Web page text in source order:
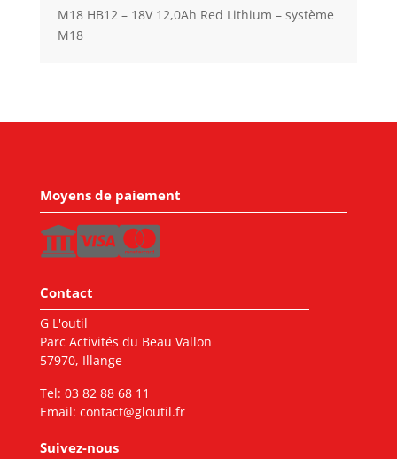
M18 HB12 – 18V 12,0Ah Red Lithium – système
M18
Moyens de paiement
Contact
G L'outil
Parc Activités du Beau Vallon
57970, Illange
Tel: 03 82 88 68 11
Email: contact@gloutil.fr
Suivez-nous